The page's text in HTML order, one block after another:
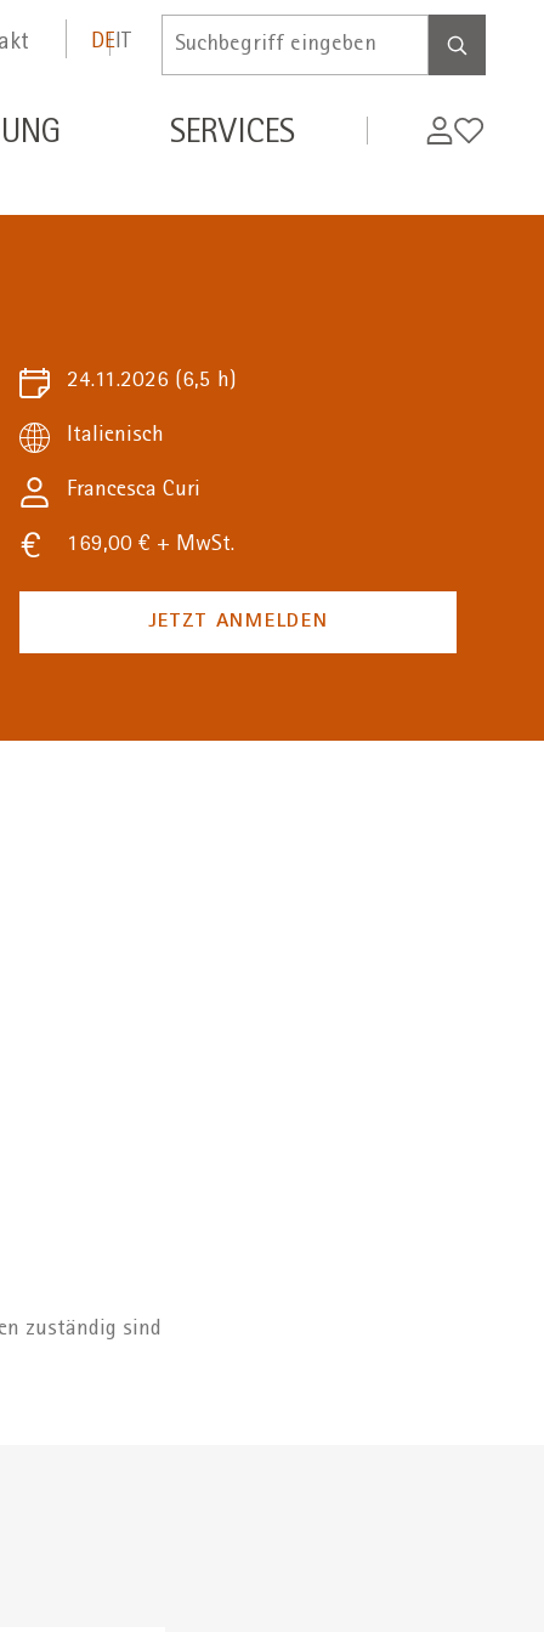
DEIT
Inserire
di
ricerca
SERVICES MyWifi
24.11.2026 (6,5 h)
Italienisch
Francesca Curi
169,00 € + MwSt.
JETZT ANMELDEN
zuständig sind